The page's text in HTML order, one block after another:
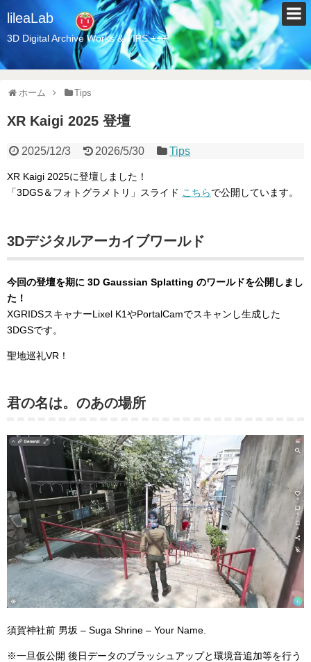
lileaLab
3D Digital Archive Works & TIPS +++
ホーム Tips
XR Kaigi 2025 登壇
2025/12/3 2026/5/30 Tips
XR Kaigi 2025に登壇しました！
「3DGS＆フォトグラメトリ」スライド こちらで公開しています。
3Dデジタルアーカイブワールド
今回の登壇を期に 3D Gaussian Splatting のワールドを公開しまし
た！
XGRIDSスキャナーLixel K1やPortalCamでスキャンし生成した
3DGSです。
聖地巡礼VR！
君の名は。のあの場所
須賀神社前 男坂 – Suga Shrine – Your Name.
※一旦仮公開 後日データのブラッシュアップと環境音追加等を行う